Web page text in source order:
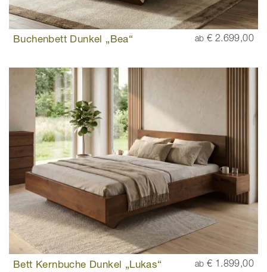
Buchenbett Dunkel „Bea“ ab € 2.699,00
Bett Kernbuche Dunkel „Lukas“ ab € 1.899,00